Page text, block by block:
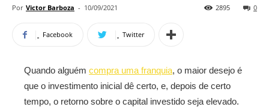
Por Victor Barboza - 10/09/2021 0
2895
Facebook Twitter
Quando alguém compra uma franquia, o maior desejo é
que o investimento inicial dê certo, e, depois de certo
tempo, o retorno sobre o capital investido seja elevado.